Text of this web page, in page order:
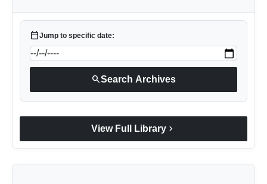
calendar_todayJump to specific date:
searchSearch Archives
View Full Library chevron_right